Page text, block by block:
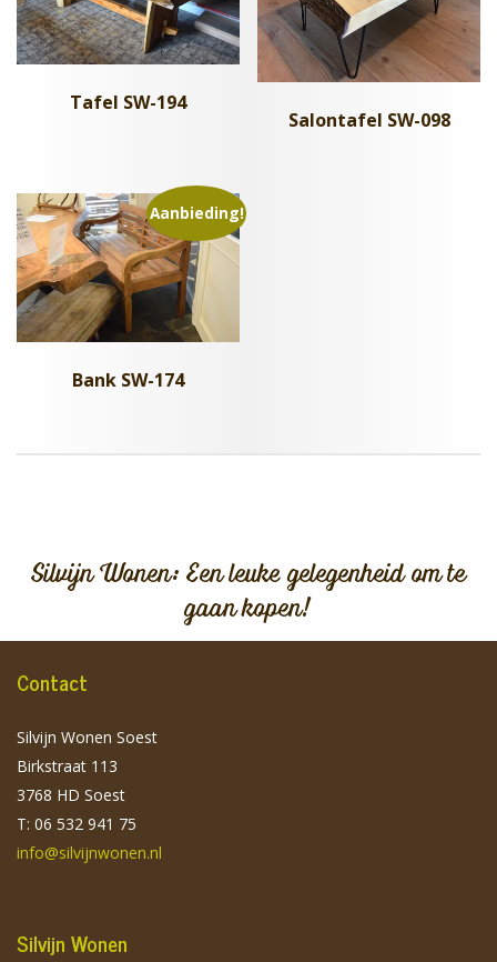
Tafel SW-194
Salontafel SW-098
Aanbieding!
Bank SW-174
Silvijn Wonen: Een leuke gelegenheid om te
gaan kopen!
Contact
Silvijn Wonen Soest
Birkstraat 113
3768 HD Soest
T: 06 532 941 75
info@silvijnwonen.nl
Silvijn Wonen